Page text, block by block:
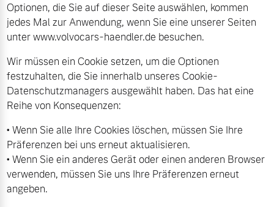
Geschäftskunden
Editionsmodelle
Konnektivität
Volvo kauft Ihr Auto
Aktuelle Zubehörangebote
Zubehörkatalog
Service by Volvo
Optionen, die Sie auf dieser Seite auswählen, kommen
jedes Mal zur Anwendung, wenn Sie eine unserer Seiten
unter www.volvocars-haendler.de besuchen.
Wir müssen ein Cookie setzen, um die Optionen
festzuhalten, die Sie innerhalb unseres Cookie-
Datenschutzmanagers ausgewählt haben. Das hat eine
Reihe von Konsequenzen:
• Wenn Sie alle Ihre Cookies löschen, müssen Sie Ihre
Präferenzen bei uns erneut aktualisieren.
• Wenn Sie ein anderes Gerät oder einen anderen Browser
verwenden, müssen Sie uns Ihre Präferenzen erneut
angeben.